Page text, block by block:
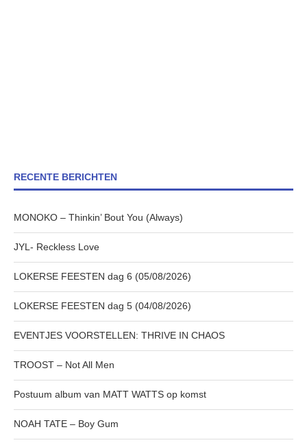
RECENTE BERICHTEN
MONOKO – Thinkin’ Bout You (Always)
JYL- Reckless Love
LOKERSE FEESTEN dag 6 (05/08/2026)
LOKERSE FEESTEN dag 5 (04/08/2026)
EVENTJES VOORSTELLEN: THRIVE IN CHAOS
TROOST – Not All Men
Postuum album van MATT WATTS op komst
NOAH TATE – Boy Gum